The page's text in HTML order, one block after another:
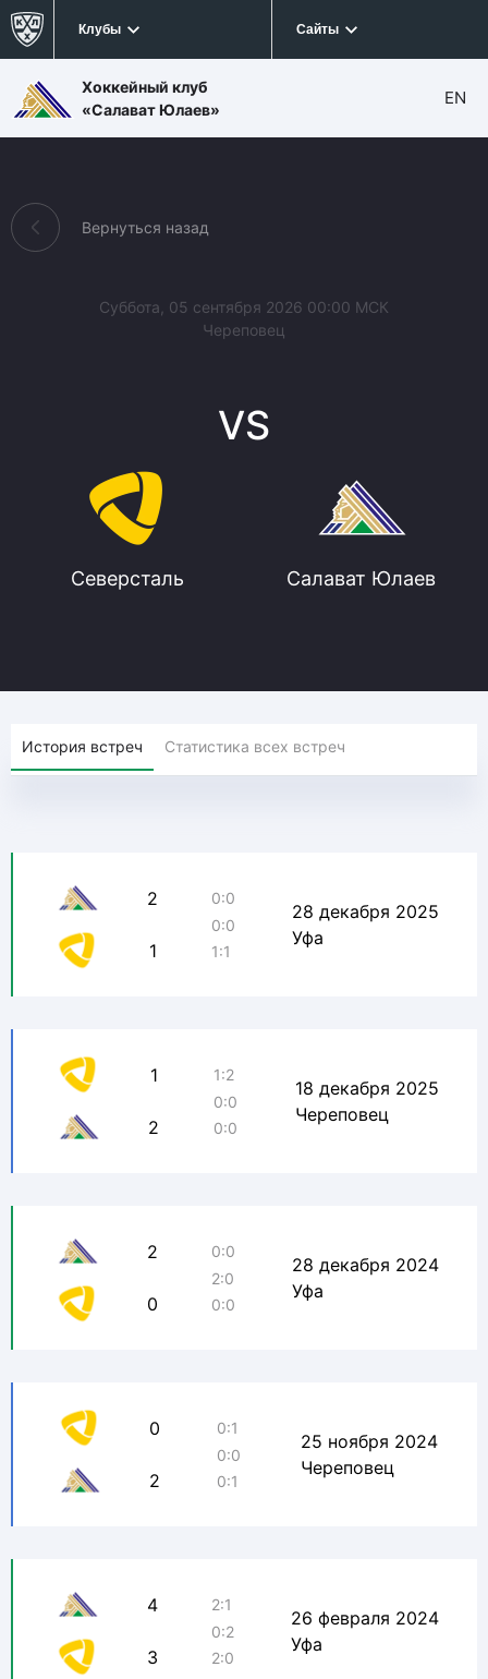
Клубы Сайты
Хоккейный клуб
«Салават Юлаев»
EN
Вернуться назад
Северсталь
Суббота, 05 сентября 2026 00:00 МСК
Череповец
VS
Салават Юлаев
История встреч Статистика всех встреч
2
1
0:0
0:0
1:1
28 декабря 2025
Уфа
1
2
1:2
0:0
0:0
18 декабря 2025
Череповец
2
0
0:0
2:0
0:0
28 декабря 2024
Уфа
0
2
0:1
0:0
0:1
25 ноября 2024
Череповец
4
3
2:1
0:2
2:0
26 февраля 2024
Уфа